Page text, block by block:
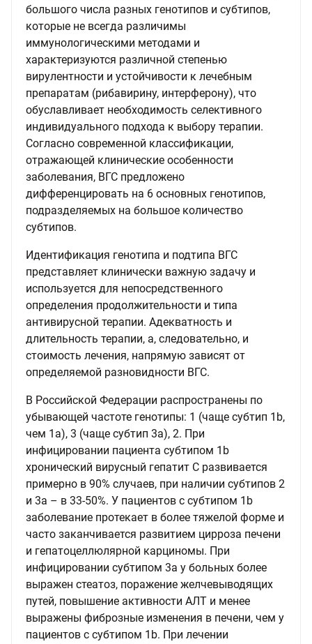
большого числа разных генотипов и субтипов,
которые не всегда различимы
иммунологическими методами и
характеризуются различной степенью
вирулентности и устойчивости к лечебным
препаратам (рибавирину, интерферону), что
обуславливает необходимость селективного
индивидуального подхода к выбору терапии.
Согласно современной классификации,
отражающей клинические особенности
заболевания, ВГС предложено
дифференцировать на 6 основных генотипов,
подразделяемых на большое количество
субтипов.
Идентификация генотипа и подтипа ВГС
представляет клинически важную задачу и
используется для непосредственного
определения продолжительности и типа
антивирусной терапии. Адекватность и
длительность терапии, а, следовательно, и
стоимость лечения, напрямую зависят от
определяемой разновидности ВГС.
В Российской Федерации распространены по
убывающей частоте генотипы: 1 (чаще субтип 1b,
чем 1a), 3 (чаще субтип 3а), 2. При
инфицировании пациента субтипом 1b
хронический вирусный гепатит С развивается
примерно в 90% случаев, при наличии субтипов 2
и 3а – в 33-50%. У пациентов с субтипом 1b
заболевание протекает в более тяжелой форме и
часто заканчивается развитием цирроза печени
и гепатоцеллюлярной карциномы. При
инфицировании субтипом 3а у больных более
выражен стеатоз, поражение желчевыводящих
путей, повышение активности АЛТ и менее
выражены фиброзные изменения в печени, чем у
пациентов с субтипом 1b. При лечении